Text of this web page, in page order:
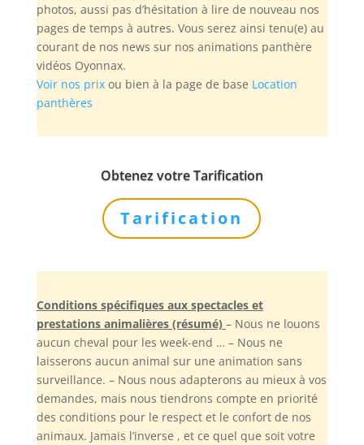
photos, aussi pas d’hésitation à lire de nouveau nos
pages de temps à autres. Vous serez ainsi tenu(e) au
courant de nos news sur nos animations panthère
vidéos Oyonnax.
Voir nos prixou bien à la page de base Location
panthères
Obtenez votre Tarification
Tarification
Conditions spécifiques aux spectacles et
prestations animalières (résumé) – Nous ne louons
aucun cheval pour les week-end … – Nous ne
laisserons aucun animal sur une animation sans
surveillance. – Nous nous adapterons au mieux à vos
demandes, mais nous tiendrons compte en priorité
des conditions pour le respect et le confort de nos
animaux. Jamais l’inverse , et ce quel que soit votre